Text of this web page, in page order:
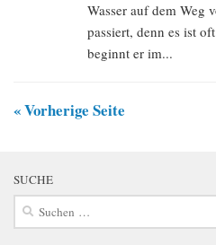
Wasser auf dem Weg
passiert, denn es ist
beginnt er im...
« Vorherige Seite
SUCHE
Suchen
nach: